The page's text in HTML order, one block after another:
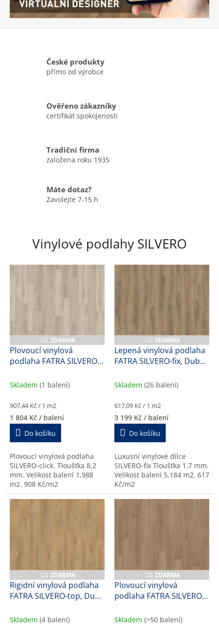
h
r
o
v
é
ý
k
y
České produkty
přímo od výrobce
Ověřeno zákazníky
certifikát spokojenosti
Tradiční firma
založena roku 1935
Máte dotaz?
Zavolejte 7-15 h
Vinylové podlahy SILVERO
Z
D
A
R
ZDARMA
Plovoucí vinylová
podlaha FATRA SILVERO-
1, 8,2 mm
Skladem (1 balení)
1 804 Kč / balení
Měrná
cena:
907,44 Kč / 1 m2
Do košíku
Plovoucí vinylová podlaha
SILVERO-click. Tloušťka 8,2
mm. Velikost balení 1,988
m2. 908 Kč/m2
Z
D
A
R
ZDARMA
Lepená vinylová podlaha
FATRA SILVERO-fix, Dub
Skladem (26 balení)
3 199 Kč / balení
Měrná
cena:
617,09 Kč / 1 m2
Do košíku
Luxusní vinylové dílce
SILVERO-fix Tloušťka 1,7 mm.
Velikost balení 5,184 m2. 617
Kč/m2
Z
D
A
R
ZDARMA
Rigidní vinylová podlaha
FATRA SILVERO-top, Dub
Skladem (4 balení)
Z
D
A
R
ZDARMA
Plovoucí vinylová
podlaha FATRA SILVERO-
57173-1, 8,2 mm
Skladem (>50 balení)